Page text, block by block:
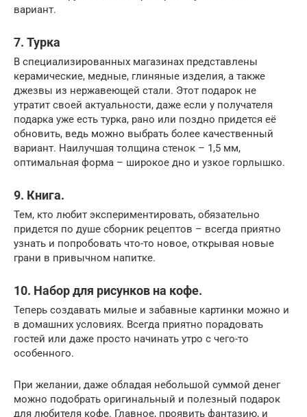
вариант.
7. Турка
В специализированных магазинах представлены
керамические, медные, глиняные изделия, а также
джезвы из нержавеющей стали. Этот подарок не
утратит своей актуальности, даже если у получателя
подарка уже есть турка, рано или поздно придется её
обновить, ведь можно выбрать более качественный
вариант. Наилучшая толщина стенок – 1,5 мм,
оптимальная форма – широкое дно и узкое горлышко.
9. Книга.
Тем, кто любит экспериментировать, обязательно
придется по душе сборник рецептов – всегда приятно
узнать и попробовать что-то новое, открывая новые
грани в привычном напитке.
10. Набор для рисунков на кофе.
Теперь создавать милые и забавные картинки можно и
в домашних условиях. Всегда приятно порадовать
гостей или даже просто начинать утро с чего-то
особенного.
При желании, даже обладая небольшой суммой денег
можно подобрать оригинальный и полезный подарок
для любителя кофе. Главное, проявить фантазию, и